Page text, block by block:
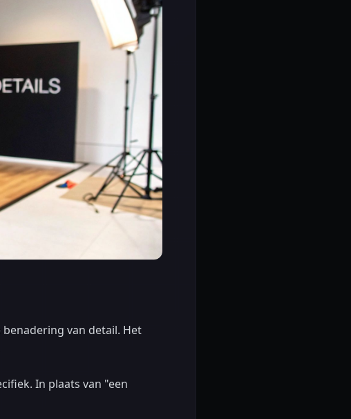
van detail. Het
In plaats van "een